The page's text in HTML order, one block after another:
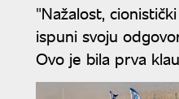
"Nažalost,
ispuni svoju
Ovo je bila prva